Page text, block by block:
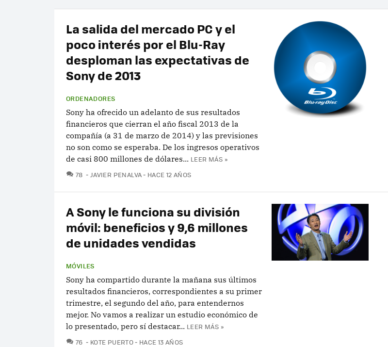
La salida del mercado PC y el
poco interés por el Blu-Ray
desploman las expectativas de
Sony de 2013
ORDENADORES
Sony ha ofrecido un adelanto de sus resultados
financieros que cierran el año fiscal 2013 de la
compañía (a 31 de marzo de 2014) y las previsiones
no son como se esperaba. De los ingresos operativos
de casi 800 millones de dólares... LEER MÁS »
78 COMENTARIOS
JAVIER PENALVA HACE 12 AÑOS
A Sony le funciona su división
móvil: beneficios y 9,6 millones
de unidades vendidas
MÓVILES
Sony ha compartido durante la mañana sus últimos
resultados financieros, correspondientes a su primer
trimestre, el segundo del año, para entendernos
mejor. No vamos a realizar un estudio económico de
lo presentado, pero sí destacar... LEER MÁS »
76 COMENTARIOS
KOTE PUERTO HACE 13 AÑOS